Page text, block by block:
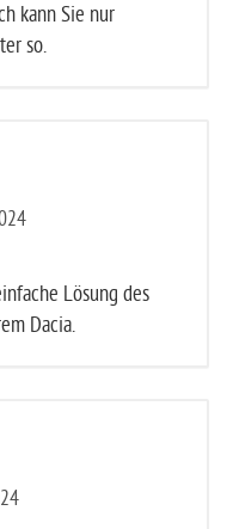
kann Sie nur
so.
Lösung des
Dacia.